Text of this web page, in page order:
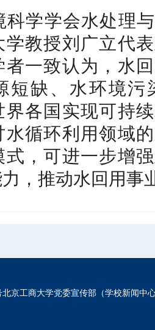
科学学会水处理
学教授刘广立代
者一致认为，水
短缺、水环境污
界各国实现可持
水循环利用领域
式，可进一步增
，推动水回用事
京工商大学党委宣传部（学校新闻中